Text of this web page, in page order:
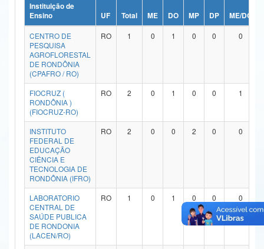
Ministério da Ciência, Tecnologia, Inovações e Comunicações
Ministério do Meio Ambiente
Ministério do Turismo
Ministério do Desenvolvimento Regional
Controladoria-Geral da União
Ministério da Mulher, da Família e dos Direitos Humanos
Secretaria-Geral
Secretaria de Governo
Gabinete de Segurança Institucional
Advocacia-Geral da União
Instituição de
Ensino
UF Total ME DO MP DP ME/DO
CENTRO DE
PESQUISA
AGROFLORESTAL
DE RONDÔNIA
(CPAFRO / RO)
RO 1 0 1 0 0 0
FIOCRUZ (
RONDÔNIA )
(FIOCRUZ-RO)
RO 2 0 1 0 0 1
INSTITUTO
FEDERAL DE
EDUCAÇÃO
CIÊNCIA E
TECNOLOGIA DE
RONDÔNIA (IFRO)
RO 2 0 0 2 0 0
LABORATORIO
CENTRAL DE
SAÚDE PUBLICA
DE RONDONIA
(LACEN/RO)
RO 1 0 1 0 0 0